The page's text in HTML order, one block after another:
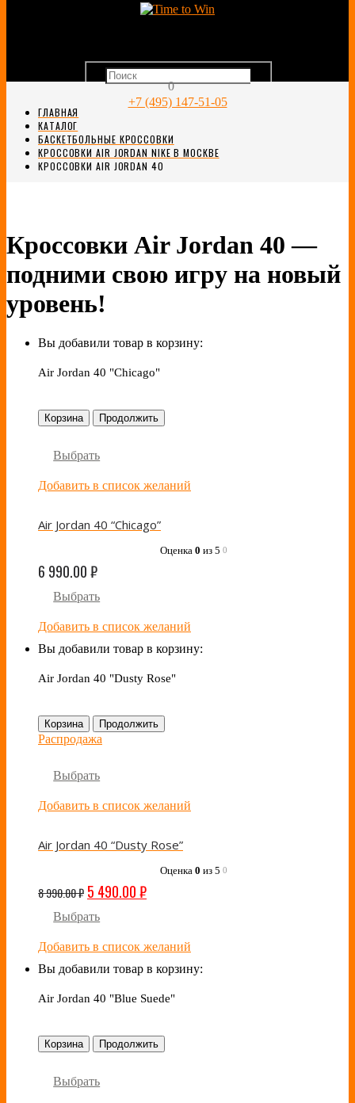
0
+7 (495) 147-51-05
ГЛАВНАЯ
КАТАЛОГ
БАСКЕТБОЛЬНЫЕ КРОССОВКИ
КРОССОВКИ AIR JORDAN NIKE В МОСКВЕ
КРОССОВКИ AIR JORDAN 40
Кроссовки Air Jordan 40 —
подними свою игру на новый
уровень!
Вы добавили товар в корзину:
Air Jordan 40 "Chicago"
Корзина Продолжить
Выбрать
Добавить в список желаний
Air Jordan 40 “Chicago”
Оценка 0 из 5 0
6 990.00₽
Выбрать
Добавить в список желаний
Вы добавили товар в корзину:
Air Jordan 40 "Dusty Rose"
Корзина Продолжить
Распродажа
Выбрать
Добавить в список желаний
Air Jordan 40 “Dusty Rose”
Оценка 0 из 5 0
8 990.00₽ 5 490.00₽
Выбрать
Добавить в список желаний
Вы добавили товар в корзину:
Air Jordan 40 "Blue Suede"
Корзина Продолжить
Выбрать